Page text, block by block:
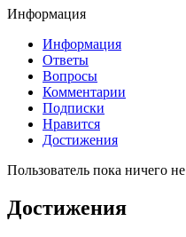
Информация
Информация
Ответы
Вопросы
Комментарии
Подписки
Нравится
Достижения
Пользователь пока ничего не
Достижения